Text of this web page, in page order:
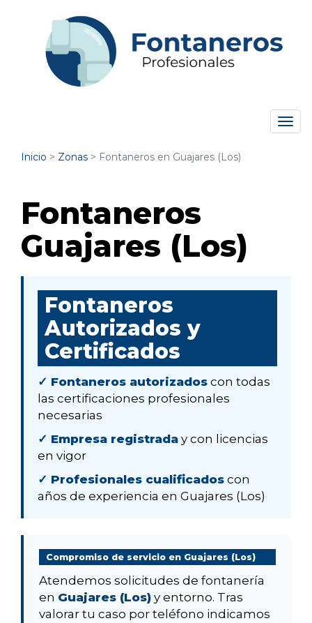
Inicio > Zonas > Fontaneros en Guajares (Los)
Fontaneros
Guajares (Los)
Fontaneros
Autorizados y
Certificados
✓ Fontaneros autorizados con todas
las certificaciones profesionales
necesarias
✓ Empresa registrada y con licencias
en vigor
✓ Profesionales cualificados con
años de experiencia en Guajares (Los)
Compromiso de servicio en Guajares (Los)
Atendemos solicitudes de fontanería
en Guajares (Los) y entorno. Tras
valorar tu caso por teléfono indicamos